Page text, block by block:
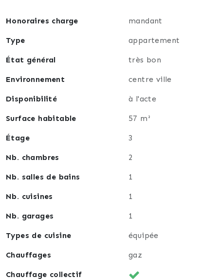
Honoraires charge mandant
Type appartement
État général très bon
Environnement centre ville
Disponibilité à l'acte
Surface habitable 57 m²
Étage 3
Nb. chambres 2
Nb. salles de bains 1
Nb. cuisines 1
Nb. garages 1
Types de cuisine équipée
Chauffages gaz
Chauffage collectif